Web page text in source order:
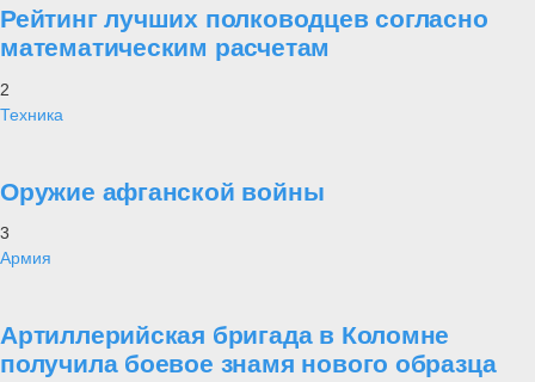
Рейтинг лучших полководцев согласно
математическим расчетам
2
Техника
Оружие афганской войны
3
Армия
Артиллерийская бригада в Коломне
получила боевое знамя нового образца